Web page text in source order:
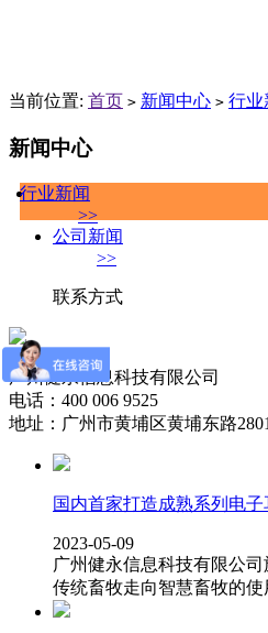
当前位置: 首页 > 新闻中心 > 行业
新闻中心
行业新闻
>>
公司新闻
>>
联系方式
广州健永信息科技有限公司
电话：400 006 9525
地址：广州市黄埔区黄埔东路
国内首家打造成熟系列电
2023-05-09
广州健永信息科技有限公
传统畜牧走向智慧畜牧的使